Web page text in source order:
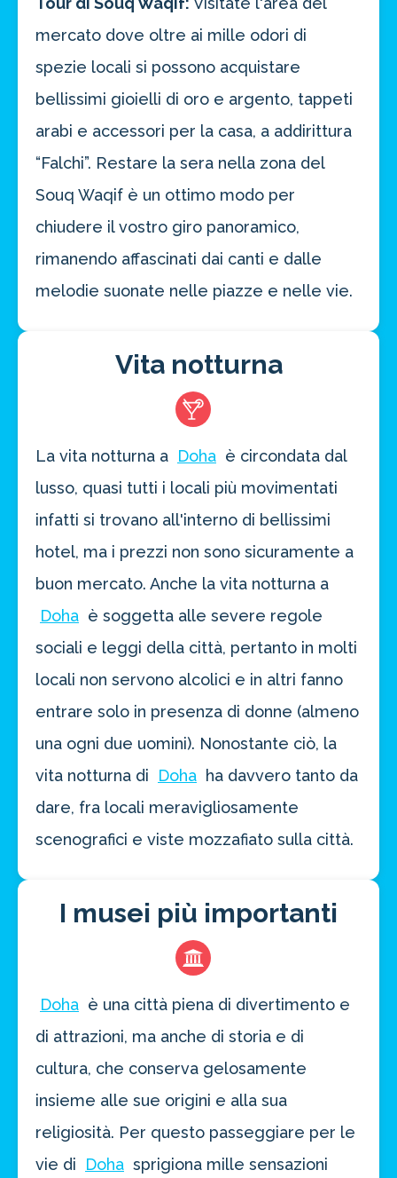
mercato dove oltre ai mille odori di
spezie locali si possono acquistare
bellissimi gioielli di oro e argento, tappeti
arabi e accessori per la casa, a addirittura
“Falchi”. Restare la sera nella zona del
Souq Waqif è un ottimo modo per
chiudere il vostro giro panoramico,
rimanendo affascinati dai canti e dalle
melodie suonate nelle piazze e nelle vie.
Vita notturna
La vita notturna a Doha è circondata dal
lusso, quasi tutti i locali più movimentati
infatti si trovano all'interno di bellissimi
hotel, ma i prezzi non sono sicuramente a
buon mercato. Anche la vita notturna a
Doha è soggetta alle severe regole
sociali e leggi della città, pertanto in molti
locali non servono alcolici e in altri fanno
entrare solo in presenza di donne (almeno
una ogni due uomini). Nonostante ciò, la
vita notturna di
Doha ha davvero tanto da
dare, fra locali meravigliosamente
scenografici e viste mozzafiato sulla città.
I musei più importanti
Doha è una città piena di divertimento e
di attrazioni, ma anche di storia e di
cultura, che conserva gelosamente
insieme alle sue origini e alla sua
religiosità. Per questo passeggiare per le
vie di
Doha sprigiona mille sensazioni